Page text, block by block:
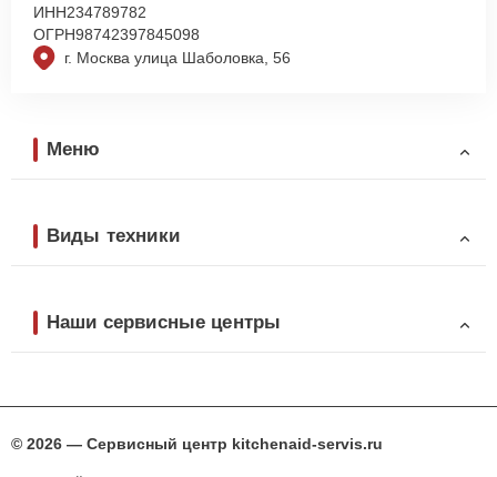
г. Москва улица Шаболовка, 56
ИНН234789782
ОГРН98742397845098
Меню
Виды техники
Наши сервисные центры
© 2026 — Сервисный центр kitchenaid-servis.ru